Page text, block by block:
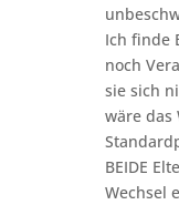
Ich finde
noch
sie sich
wäre das
BEIDE
Wechsel